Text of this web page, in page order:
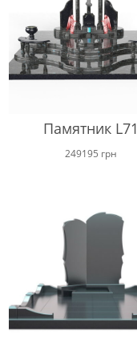
Памятник L71
249195 грн